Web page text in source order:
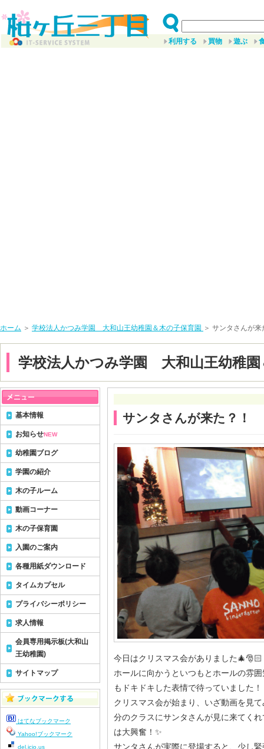
利用する 買物 遊ぶ
ホーム ＞ 学校法人かつみ学園 大和山王幼稚園＆木の子保育園 ＞ サンタさんが来
学校法人かつみ学園 大和山王幼稚園
サンタさんが来た？！
今日はクリスマス会がありました🎄🎅🏻
ホールに向かうといつもとホールの雰
もドキドキした表情で待っていました！
クリスマス会が始まり、いざ動画を見
分のクラスにサンタさんが見に来てく
は大興奮！✨️
サンタさんが実際に登場すると、少し
基本情報
お知らせNEW
幼稚園ブログ
学園の紹介
木の子ルーム
動画コーナー
木の子保育園
入園のご案内
各種用紙ダウンロード
タイムカプセル
プライバシーポリシー
求人情報
会員専用掲示板(大和山
王幼稚園)
サイトマップ
はてなブックマーク
Yahoo!ブックマーク
del.icio.us